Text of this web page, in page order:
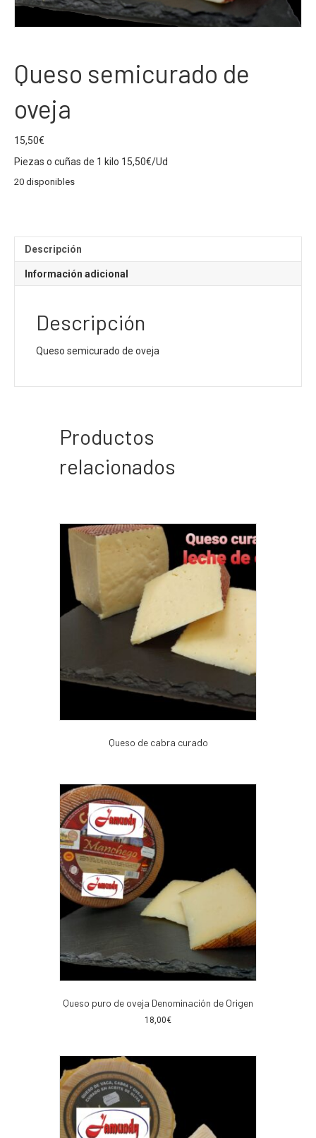
Queso semicurado de
oveja
15,50€
Piezas o cuñas de 1 kilo 15,50€/Ud
20 disponibles
Descripción
Información adicional
Descripción
Queso semicurado de oveja
Productos
relacionados
Queso de cabra curado
Queso puro de oveja Denominación de Origen
18,00€